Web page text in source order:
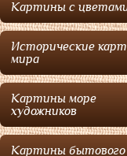
Картины с
Исторические
мира
Картины море
художников
Картины бытового